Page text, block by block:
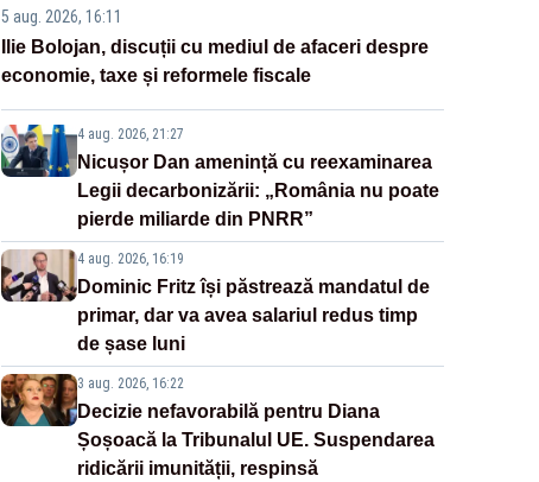
5 aug. 2026, 16:11
Ilie Bolojan, discuții cu mediul de afaceri despre
economie, taxe și reformele fiscale
4 aug. 2026, 21:27
Nicușor Dan amenință cu reexaminarea
Legii decarbonizării: „România nu poate
pierde miliarde din PNRR”
4 aug. 2026, 16:19
Dominic Fritz își păstrează mandatul de
primar, dar va avea salariul redus timp
de șase luni
3 aug. 2026, 16:22
Decizie nefavorabilă pentru Diana
Șoșoacă la Tribunalul UE. Suspendarea
ridicării imunității, respinsă